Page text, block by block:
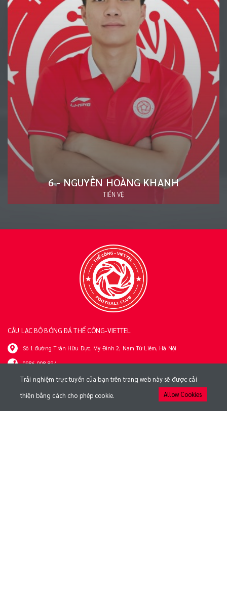
20 - ĐÀO VĂN NAM
HẬU VỆ
CÂU LẠC BỘ BÓNG ĐÁ THỂ CÔNG-VIETTEL
Số 1 đường Trần Hữu Dực, Mỹ Đình 2, Nam Từ Liêm, Hà Nội
0986 008 894
tttt@viettel.com.vn
QUICK LINKS
Trải nghiệm trực tuyến của bạn trên trang web này sẽ được cải
thiện bằng cách cho phép cookie.
Allow Cookies